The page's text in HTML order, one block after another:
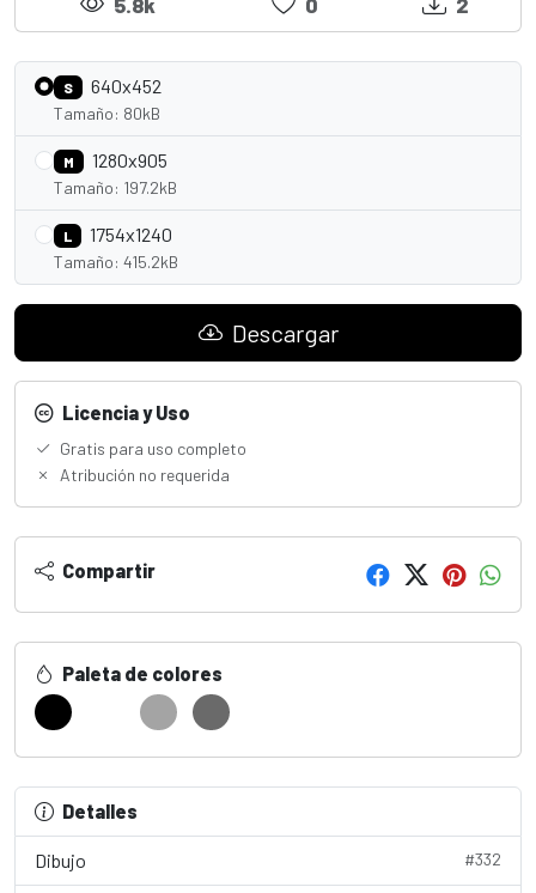
S 640x452
Tamaño: 80kB
M 1280x905
Tamaño: 197.2kB
L 1754x1240
Tamaño: 415.2kB
Descargar
Licencia y Uso
Gratis para uso completo
Atribución no requerida
Compartir
Paleta de colores
Detalles
Dibujo #332